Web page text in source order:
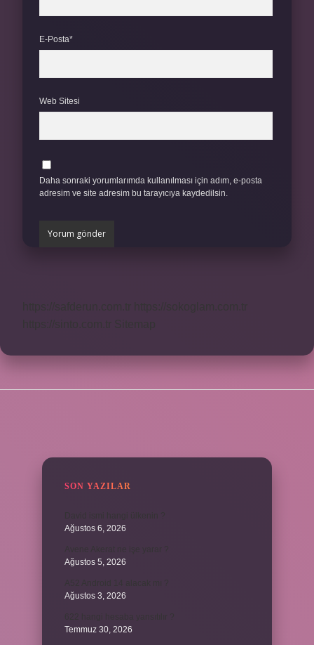
E-Posta*
Web Sitesi
Daha sonraki yorumlarımda kullanılması için adım, e-posta
adresim ve site adresim bu tarayıcıya kaydedilsin.
SON YAZILAR
Ağustos 6, 2026
Ağustos 5, 2026
Ağustos 3, 2026
Temmuz 30, 2026